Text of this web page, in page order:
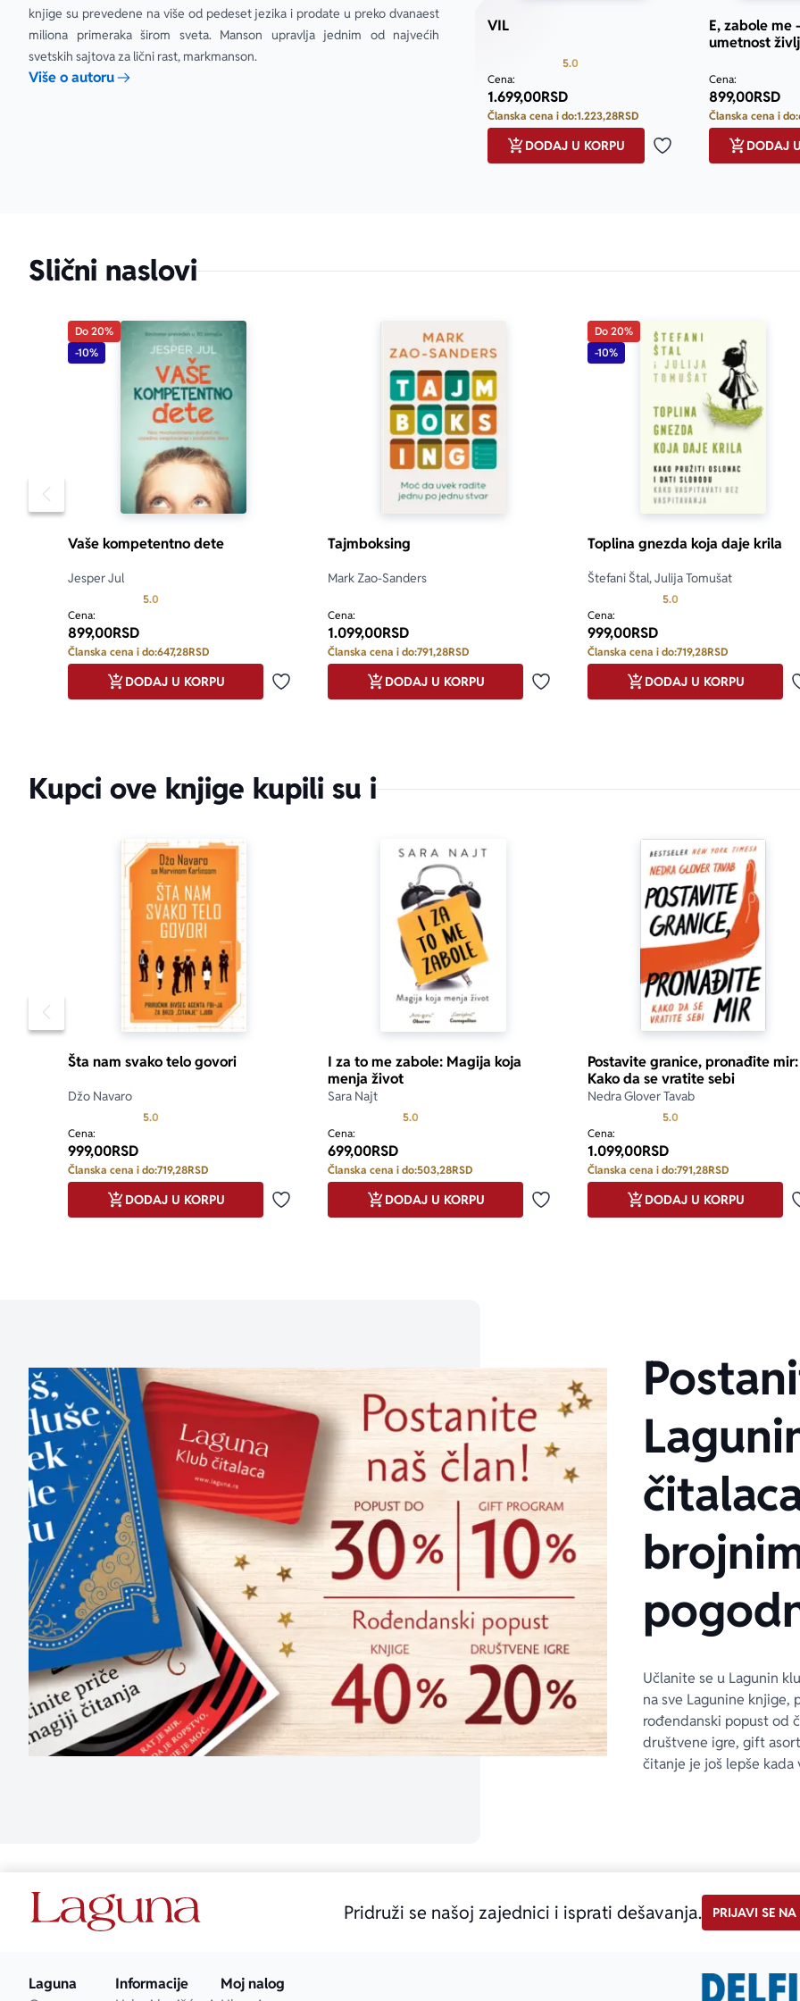
čitavoj generaciji, kojoj će pomoći da se prizemlji i da vodi sadržajan život.
knjige su prevedene na više od pedeset jezika i prodate u preko dvanaest
miliona primeraka širom sveta. Manson upravlja jednim od najvećih
svetskih sajtova za lični rast, markmanson.
Više o autoru
VIL
5.0
Cena:
1.699,00RSD
Članska cena i do:1.223,28RSD
Dodaj u omiljene
DODAJ U KORPU
E, zabole me
umetnost
Cena:
899,00RSD
Članska cena i do:
DODAJ
Slični naslovi
Pomeranje sadržaja slajdera u levo
Do 20%
-10%
Vaše kompetentno dete
Jesper Jul
5.0
Cena:
899,00RSD
Članska cena i do:647,28RSD
Dodaj u omiljene
DODAJ U KORPU
Tajmboksing
Mark Zao-Sanders
Cena:
1.099,00RSD
Članska cena i do:791,28RSD
Dodaj u omiljene
DODAJ U KORPU
Do 20%
-10%
Toplina gnezda koja daje krila
Štefani Štal, Julija Tomušat
5.0
Cena:
999,00RSD
Članska cena i do:719,28RSD
DODAJ U KORPU
Kupci ove knjige kupili su i
Pomeranje sadržaja slajdera u levo
Šta nam svako telo govori
Džo Navaro
5.0
Cena:
999,00RSD
Članska cena i do:719,28RSD
Dodaj u omiljene
DODAJ U KORPU
I za to me zabole: Magija koja
menja život
Sara Najt
5.0
Cena:
699,00RSD
Članska cena i do:503,28RSD
Dodaj u omiljene
DODAJ U KORPU
Postavite granice, pronađite mir:
Kako da se vratite sebi
Nedra Glover Tavab
5.0
Cena:
1.099,00RSD
Članska cena i do:791,28RSD
DODAJ U KORPU
Učlanite se u Lagunin
na sve Lagunine knjige,
rođendanski popust od
društvene igre, gift
čitanje je još lepše kada
Pridruži se našoj zajednici i isprati dešavanja. PRIJAVI SE NA
Laguna
Informacije
Moj nalog